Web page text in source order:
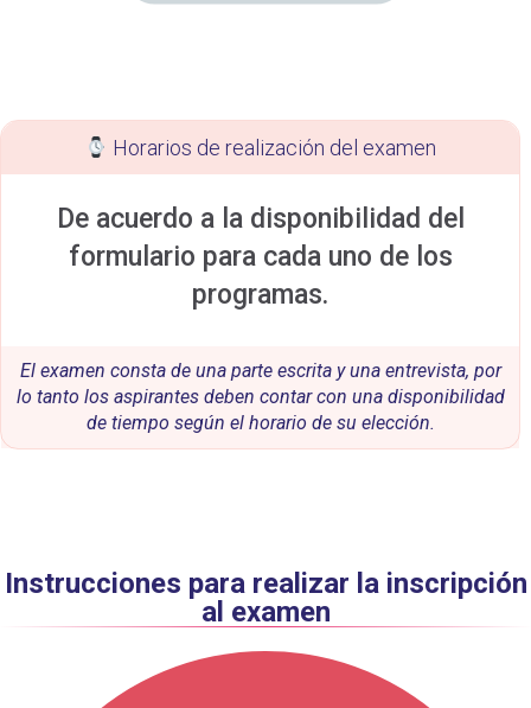
Horarios de realización del examen
De acuerdo a la disponibilidad del
formulario para cada uno de los
programas.
El examen consta de una parte escrita y una entrevista, por
lo tanto los aspirantes deben contar con una disponibilidad
de tiempo según el horario de su elección.
Instrucciones para realizar la inscripción
al examen